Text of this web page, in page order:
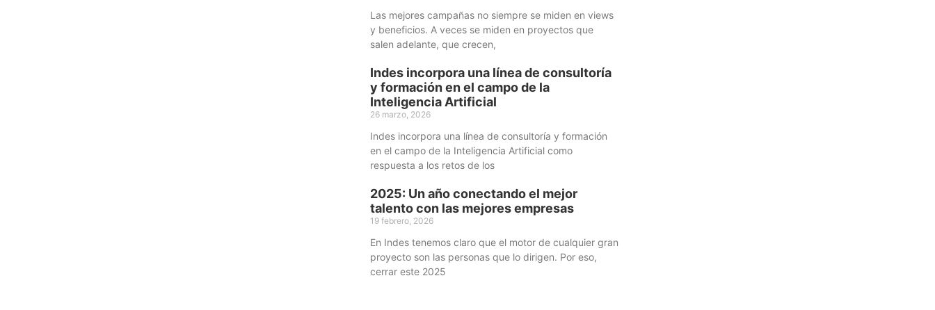
Las mejores campañas no siempre se miden en views
y beneficios. A veces se miden en proyectos que
salen adelante, que crecen,
Indes incorpora una línea de consultoría
y formación en el campo de la
Inteligencia Artificial
26 marzo, 2026
Indes incorpora una línea de consultoría y formación
en el campo de la Inteligencia Artificial como
respuesta a los retos de los
2025: Un año conectando el mejor
talento con las mejores empresas
19 febrero, 2026
En Indes tenemos claro que el motor de cualquier gran
proyecto son las personas que lo dirigen. Por eso,
cerrar este 2025